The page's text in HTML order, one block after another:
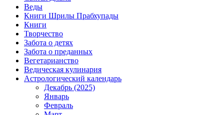
Веды
Книги Шрилы Прабхупады
Книги
Творчество
Забота о детях
Забота о преданных
Вегетарианство
Ведическая кулинария
Астрологический календарь
Декабрь (2025)
Январь
Февраль